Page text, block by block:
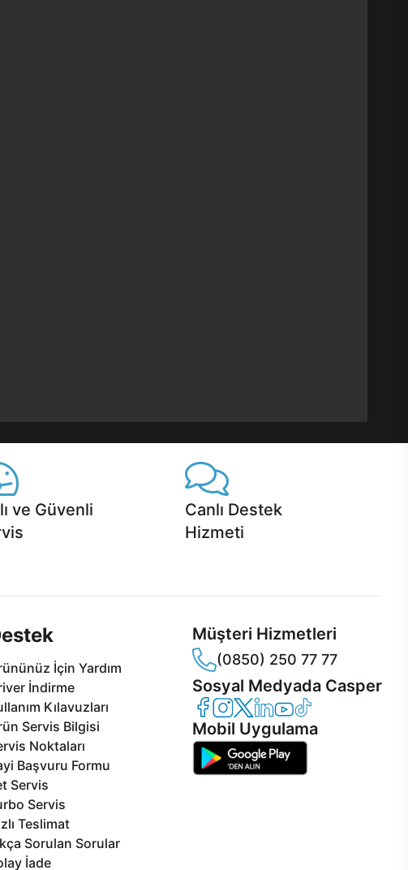
ve Güvenli
Canlı Destek
Hizmeti
İçin Yardım
İndirme
Kılavuzları
Servis Bilgisi
Noktaları
Başvuru Formu
Servis
Servis
Teslimat
Sorulan Sorular
İade
Müşteri Hizmetleri
(0850) 250 77 77
Sosyal Medyada Casper
Casper Facebook
Casper Instagram
Casper Twitter
Casper LinkedIn
Casper YouTube
Casper TikTok
Mobil Uygulama